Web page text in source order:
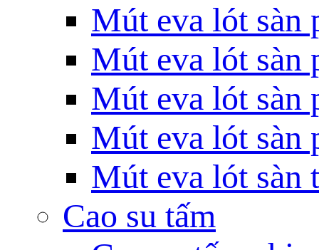
Mút eva lót sàn
Mút eva lót sàn
Mút eva lót sàn
Mút eva lót sàn
Mút eva lót sàn
Cao su tấm